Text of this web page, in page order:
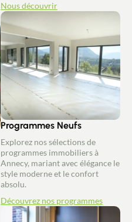
Nous découvrir
Programmes Neufs
Explorez nos sélections de
programmes immobiliers à
Annecy, mariant avec élégance le
style moderne et le confort
absolu.
Découvrez nos programmes